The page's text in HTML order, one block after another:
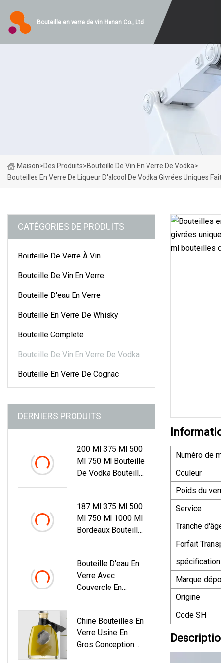
Bouteille en verre de vin Henan Co., Ltd
Maison>Des Produits>Bouteille De Vin En Verre De Vodka>
Bouteilles En Verre De Liqueur D'alcool De Vodka Givrées Uniques
CATÉGORIES DE PRODUITS
Bouteille De Verre À Vin
Bouteille De Vin En Verre
Bouteille D'eau En Verre
Bouteille En Verre De Whisky
Bouteille Complète
Bouteille De Vin En Verre De Vodka
Bouteille En Verre De Cognac
DERNIERS PRODUITS
200 Ml 375 Ml 500
Ml 750 Ml Bouteille
De Vodka Bouteille
Bouchon En Liège
187 Ml 375 Ml 500
Ml 750 Ml 1000 Ml
Bordeaux Bouteille
De Bourgogne
Bouteille De Vin De
Raisin En Verre
Bouteille D'eau En
Verre Avec
Couvercle En
Chine Bouteilles En
Verre Usine En
Gros Conception
Numéro de
Couleur
Poids du
Service
Tranche
Forfait
spécification
Marque
Origine
Code SH